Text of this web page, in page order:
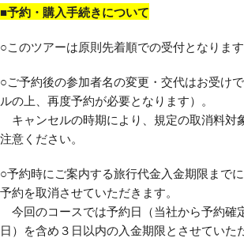
■予約・購入手続きについて
○このツアーは原則先着順での受付となります
○ご予約後の参加者名の変更・交代はお受け
ルの上、再度予約が必要となります）。
キャンセルの時期により、規定の取消料対
注意ください。
○予約時にご案内する旅行代金入金期限までに
予約を取消させていただきます。
今回のコースでは予約日（当社から予約確
日）を含め３日以内の入金期限とさせていた